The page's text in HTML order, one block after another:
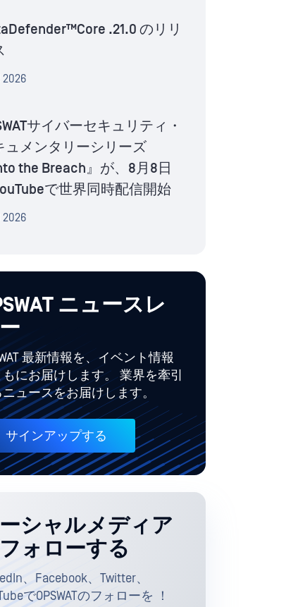
.21.0 のリリ
2026
サイバーセキュリティ・
ュメンタリーシリーズ
the Breach』が、8月8日
で世界同時配信開始
2026
ニュースレ
最新情報を、イベント情報
にお届けします。 業界を牽引
ュースをお届けします。
サインアップする
シャルメディア
ォローする
、Facebook、Twitter、
でOPSWATのフォローを ！